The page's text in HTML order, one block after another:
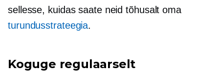
sellesse, kuidas saate neid tõhusalt oma
turundusstrateegia.
Koguge regulaarselt